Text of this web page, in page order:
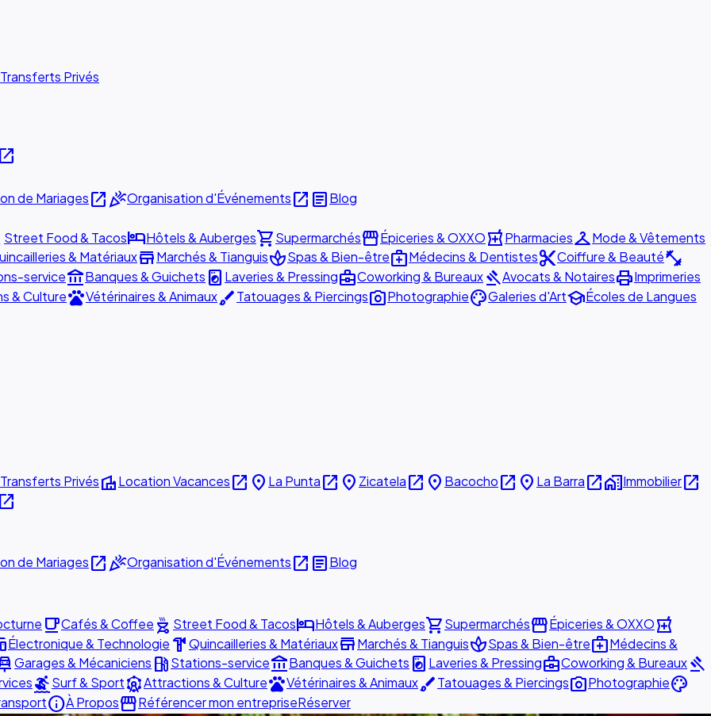
Transferts Privés
open_in_new
de Mariagesopen_in_newcelebrationOrganisation d'Événementsopen_in_new articleBlog
Street Food & TacoshotelHôtels & Aubergesshopping_cartSupermarchésstorefrontÉpiceries & OXXOlocal_pharmacyPharmaciescheckroomMode & Vêtements
& MatériauxstoreMarchés & TianguisspaSpas & Bien-êtremedical_servicesMédecins & Dentistescontent_cutCoiffure & Beautéfitness_center
serviceaccount_balanceBanques & Guichets local_laundry_service Laveries & Pressingbusiness_centerCoworking & BureauxgavelAvocats & NotairesprintImprimeries
& CulturepetsVétérinaires & AnimauxbrushTatouages & Piercingsphoto_cameraPhotographiepaletteGaleries d'ArtschoolÉcoles de Langues
Transferts PrivésvillaLocation Vacancesopen_in_new place La Puntaopen_in_new place Zicatelaopen_in_new place Bacochoopen_in_new place La Barraopen_in_newhome_workImmobilieropen_in_new
open_in_new
de Mariagesopen_in_newcelebrationOrganisation d'Événementsopen_in_new articleBlog
local_cafeCafés & Coffee outdoor_grill Street Food & TacoshotelHôtels & Aubergesshopping_cartSupermarchésstorefrontÉpiceries & OXXOlocal_pharmacy
Électronique & Technologie hardwareQuincailleries & MatériauxstoreMarchés & TianguisspaSpas & Bien-êtremedical_servicesMédecins &
Garages & Mécaniciens local_gas_stationStations-serviceaccount_balanceBanques & Guichets local_laundry_service Laveries & Pressingbusiness_centerCoworking & Bureauxgavel
surfingSurf & SportattractionsAttractions & CulturepetsVétérinaires & AnimauxbrushTatouages & Piercingsphoto_cameraPhotographiepalette
infoÀ ProposstorefrontRéférencer mon entrepriseRéserver